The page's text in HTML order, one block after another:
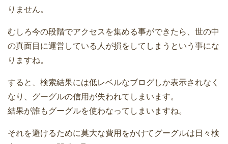
りません。
むしろ今の段階でアクセスを集める事ができたら、世の中
の真面目に運営している人が損をしてしまうという事にな
りますね。
すると、検索結果には低レベルなブログしか表示されなく
なり、グーグルの信用が失われてしまいます。
結果が誰もグーグルを使わなってしまいますね。
それを避けるために莫大な費用をかけてグーグルは日々検